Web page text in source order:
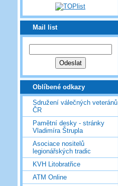
Mail list
Oblíbené odkazy
Sdružení válečných veteránů
ČR
Pamětní desky - stránky
Vladimíra Štrupla
Asociace nositelů
legionářských tradic
KVH Litobratřice
ATM Online